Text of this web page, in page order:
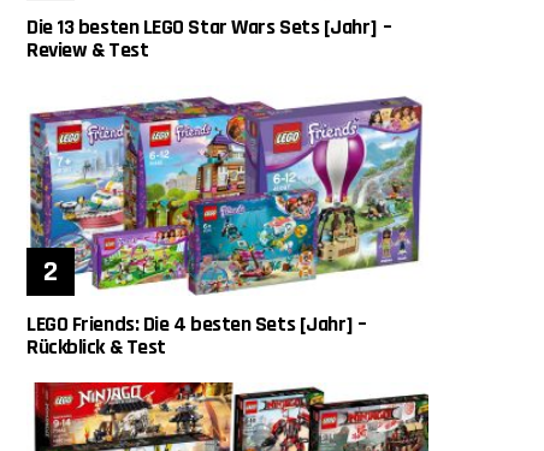
Die 13 besten LEGO Star Wars Sets [Jahr] –
Review & Test
LEGO Friends: Die 4 besten Sets [Jahr] –
Rückblick & Test